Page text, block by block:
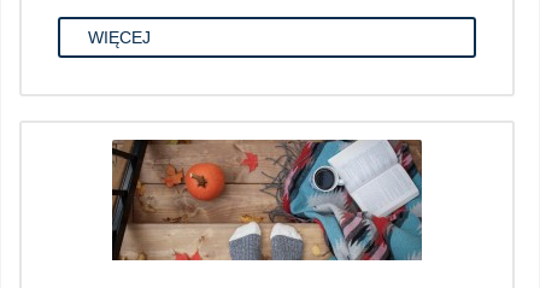
WIĘCEJ